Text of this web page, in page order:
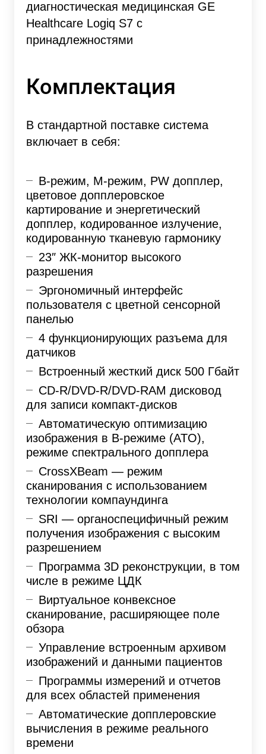
диагностическая медицинская GE
Healthcare Logiq S7 с
принадлежностями
Комплектация
В стандартной поставке система
включает в себя:
B-режим, M-режим, PW допплер,
цветовое допплеровское
картирование и энергетический
допплер, кодированное излучение,
кодированную тканевую гармонику
23″ ЖК-монитор высокого
разрешения
Эргономичный интерфейс
пользователя с цветной сенсорной
панелью
4 функционирующих разъема для
датчиков
Встроенный жесткий диск 500 Гбайт
CD-R/DVD-R/DVD-RAM дисковод
для записи компакт-дисков
Автоматическую оптимизацию
изображения в В-режиме (ATO),
режиме спектрального допплера
CrossXBeam — режим
сканирования с использованием
технологии компаундинга
SRI — органоспецифичный режим
получения изображения с высоким
разрешением
Программа 3D реконструкции, в том
числе в режиме ЦДК
Виртуальное конвексное
сканирование, расширяющее поле
обзора
Управление встроенным архивом
изображений и данными пациентов
Программы измерений и отчетов
для всех областей применения
Автоматические допплеровские
вычисления в режиме реального
времени